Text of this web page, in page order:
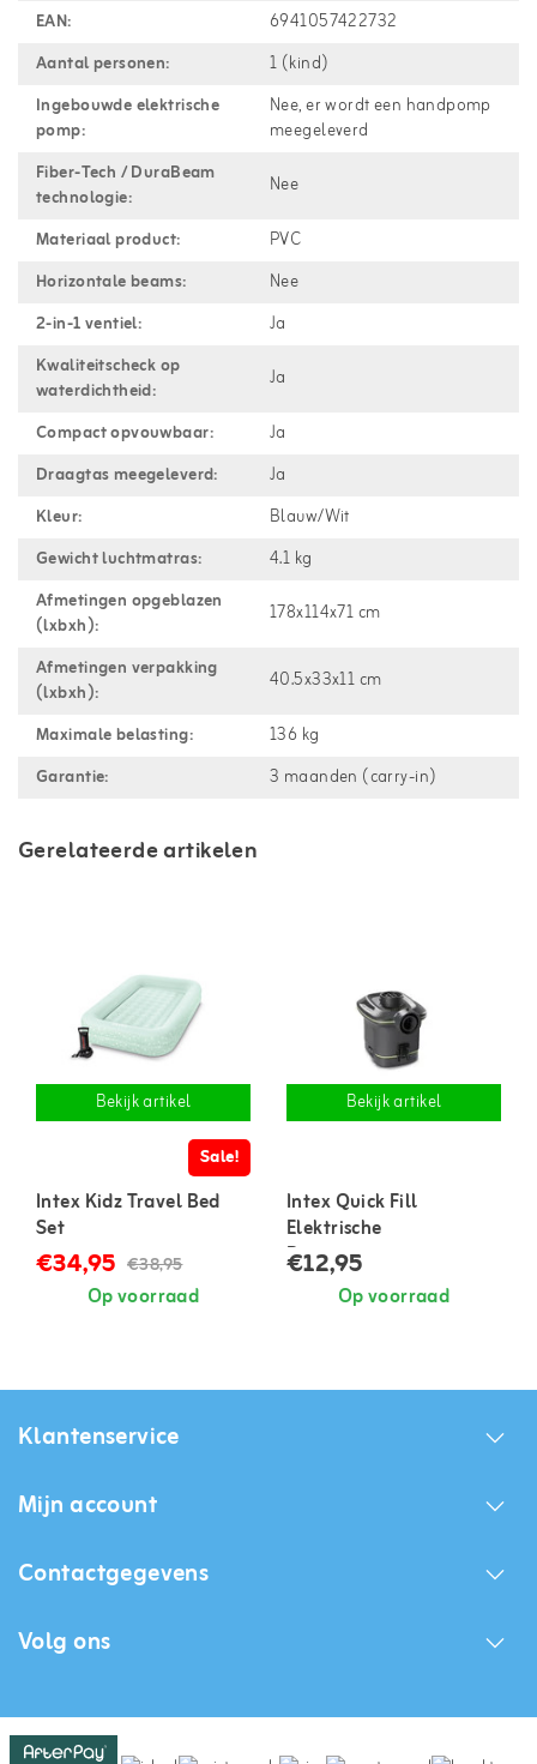
EAN:
6941057422732
Aantal personen:
1 (kind)
Ingebouwde elektrische
pomp:
Nee, er wordt een handpomp
meegeleverd
Fiber-Tech / DuraBeam
technologie:
Nee
Materiaal product:
PVC
Horizontale beams:
Nee
2-in-1 ventiel:
Ja
Kwaliteitscheck op
waterdichtheid:
Ja
Compact opvouwbaar:
Ja
Draagtas meegeleverd:
Ja
Kleur:
Blauw/Wit
Gewicht luchtmatras:
4.1 kg
Afmetingen opgeblazen
(lxbxh):
178x114x71 cm
Afmetingen verpakking
(lxbxh):
40.5x33x11 cm
Maximale belasting:
136 kg
Garantie:
3 maanden (carry-in)
Gerelateerde artikelen
Bekijk artikel
Sale!
Intex Kidz Travel Bed
Set
€34,95 €38,95
Op voorraad
Bekijk artikel
Intex Quick Fill
Elektrische
Batterijpomp
€12,95
Op voorraad
Klantenservice
Mijn account
Contactgegevens
Volg ons